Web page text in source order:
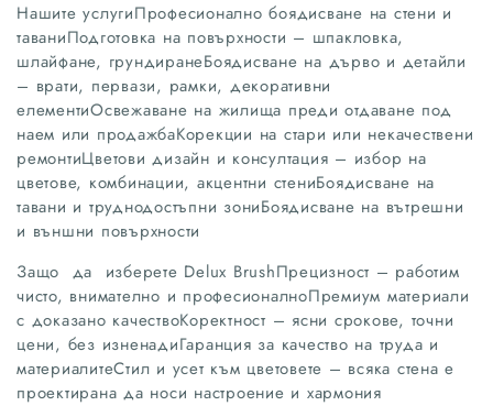
Нашите услугиПрофесионално боядисване на стени и
таваниПодготовка на повърхности – шпакловка,
шлайфане, грундиранеБоядисване на дърво и детайли
– врати, первази, рамки, декоративни
елементиОсвежаване на жилища преди отдаване под
наем или продажбаКорекции на стари или некачествени
ремонтиЦветови дизайн и консултация – избор на
цветове, комбинации, акцентни стениБоядисване на
тавани и труднодостъпни зониБоядисване на вътрешни
и външни повърхности
Защо да изберете Delux BrushПрецизност – работим
чисто, внимателно и професионалноПремиум материали
с доказано качествоКоректност – ясни срокове, точни
цени, без изненадиГаранция за качество на труда и
материалитеСтил и усет към цветовете – всяка стена е
проектирана да носи настроение и хармония